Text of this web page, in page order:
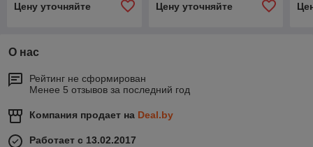
Цену уточняйте
Цену уточняйте
О нас
Рейтинг не сформирован
Менее 5 отзывов за последний год
Компания продает на Deal.by
Работает с 13.02.2017